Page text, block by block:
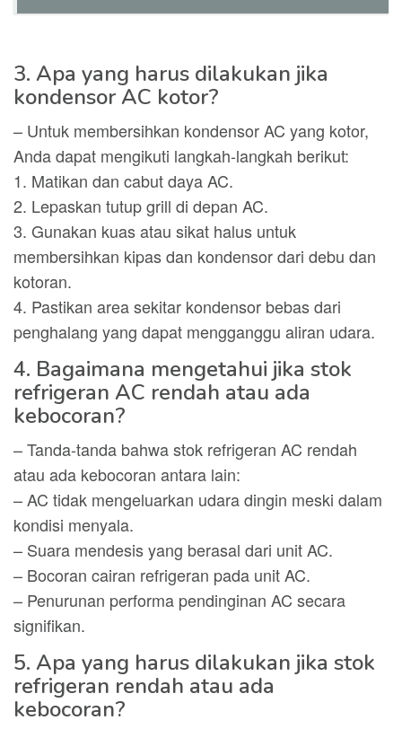
3. Apa yang harus dilakukan jika
kondensor AC kotor?
– Untuk membersihkan kondensor AC yang kotor,
Anda dapat mengikuti langkah-langkah berikut:
1. Matikan dan cabut daya AC.
2. Lepaskan tutup grill di depan AC.
3. Gunakan kuas atau sikat halus untuk
membersihkan kipas dan kondensor dari debu dan
kotoran.
4. Pastikan area sekitar kondensor bebas dari
penghalang yang dapat mengganggu aliran udara.
4. Bagaimana mengetahui jika stok
refrigeran AC rendah atau ada
kebocoran?
– Tanda-tanda bahwa stok refrigeran AC rendah
atau ada kebocoran antara lain:
– AC tidak mengeluarkan udara dingin meski dalam
kondisi menyala.
– Suara mendesis yang berasal dari unit AC.
– Bocoran cairan refrigeran pada unit AC.
– Penurunan performa pendinginan AC secara
signifikan.
5. Apa yang harus dilakukan jika stok
refrigeran rendah atau ada
kebocoran?